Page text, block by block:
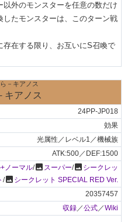
以外のモンスターを任意の数だけ
たモンスターは、このターン戦
在する限り、お互いにS召喚で
－キアノス
キアノス
24PP-JP018
効果
光属性／レベル1／機械族
ATK:500／DEF:1500
ノーマル/photo スーパー/photo シークレッ
/photo シークレット SPECIAL RED Ver.
20357457
収録／公式／Wiki